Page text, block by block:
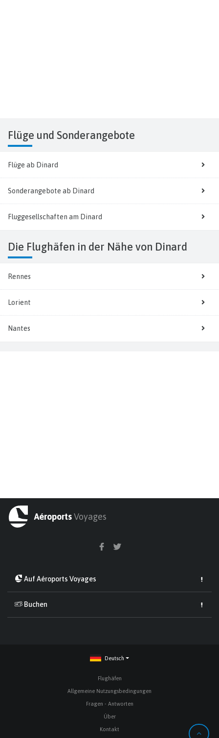
Flüge und Sonderangebote
Flüge ab Dinard
Sonderangebote ab Dinard
Fluggesellschaften am Dinard
Die Flughäfen in der Nähe von Dinard
Rennes
Lorient
Nantes
AéroportsVoyages
Auf Aéroports Voyages
Buchen
Deutsch
Flughäfen
Allgemeine Nutzungsbedingungen
Fragen - Antworten
Über
Kontakt